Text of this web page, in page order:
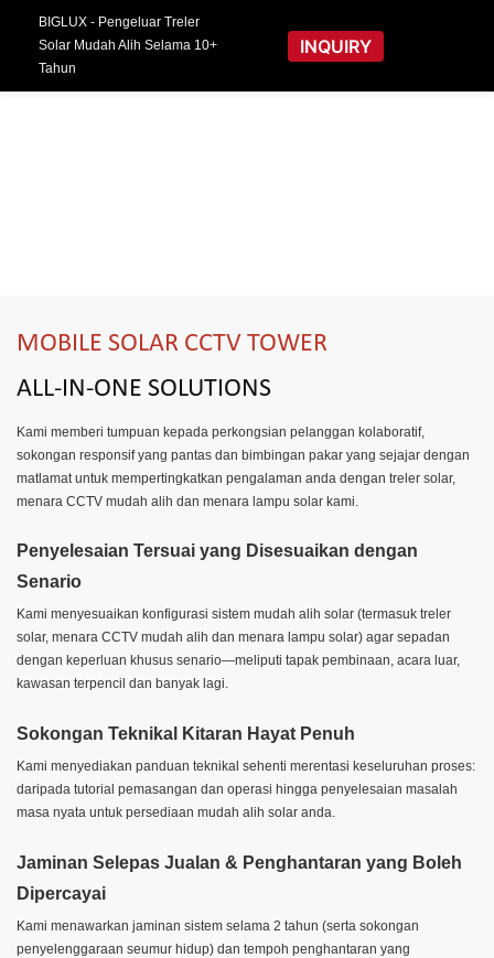
BIGLUX - Pengeluar Treler
Solar Mudah Alih Selama 10+
Tahun
INQUIRY
MOBILE SOLAR CCTV TOWER
ALL-IN-ONE SOLUTIONS
Kami memberi tumpuan kepada perkongsian pelanggan kolaboratif,
sokongan responsif yang pantas dan bimbingan pakar yang sejajar dengan
matlamat untuk mempertingkatkan pengalaman anda dengan treler solar,
menara CCTV mudah alih dan menara lampu solar kami.
Penyelesaian Tersuai yang Disesuaikan dengan
Senario
Kami menyesuaikan konfigurasi sistem mudah alih solar (termasuk treler
solar, menara CCTV mudah alih dan menara lampu solar) agar sepadan
dengan keperluan khusus senario—meliputi tapak pembinaan, acara luar,
kawasan terpencil dan banyak lagi.
Sokongan Teknikal Kitaran Hayat Penuh
Kami menyediakan panduan teknikal sehenti merentasi keseluruhan proses:
daripada tutorial pemasangan dan operasi hingga penyelesaian masalah
masa nyata untuk persediaan mudah alih solar anda.
Jaminan Selepas Jualan & Penghantaran yang Boleh
Dipercayai
Kami menawarkan jaminan sistem selama 2 tahun (serta sokongan
penyelenggaraan seumur hidup) dan tempoh penghantaran yang